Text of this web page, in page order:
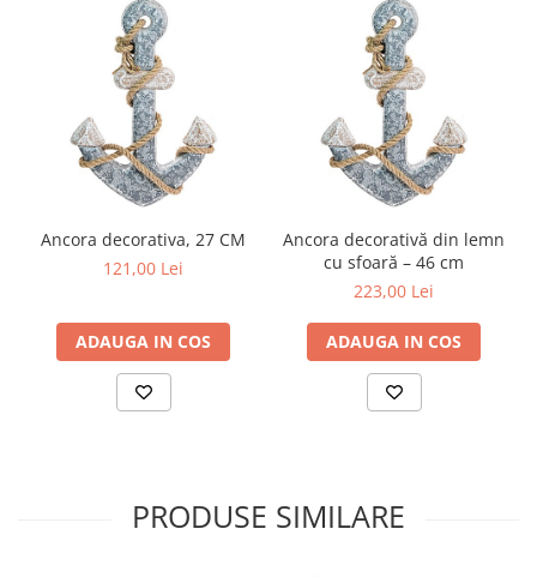
Ancora decorativa, 27 CM
121,00 Lei
ADAUGA IN COS
Ancora decorativă din lemn
cu sfoară – 46 cm
223,00 Lei
ADAUGA IN COS
PRODUSE SIMILARE